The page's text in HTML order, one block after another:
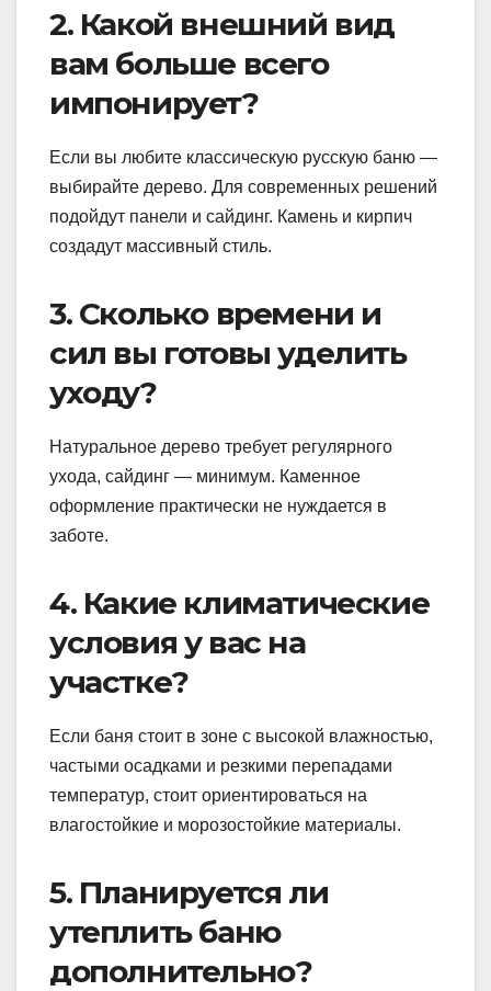
2. Какой внешний вид
вам больше всего
импонирует?
Если вы любите классическую русскую баню —
выбирайте дерево. Для современных решений
подойдут панели и сайдинг. Камень и кирпич
создадут массивный стиль.
3. Сколько времени и
сил вы готовы уделить
уходу?
Натуральное дерево требует регулярного
ухода, сайдинг — минимум. Каменное
оформление практически не нуждается в
заботе.
4. Какие климатические
условия у вас на
участке?
Если баня стоит в зоне с высокой влажностью,
частыми осадками и резкими перепадами
температур, стоит ориентироваться на
влагостойкие и морозостойкие материалы.
5. Планируется ли
утеплить баню
дополнительно?